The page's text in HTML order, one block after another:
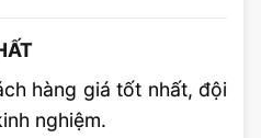
hàng giá tốt nhất, đội
nghiệm.